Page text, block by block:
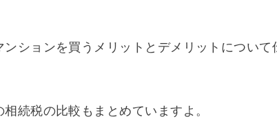
ションを買うメリットとデメリットについて
続税の比較もまとめていますよ。